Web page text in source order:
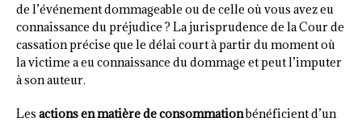
de l’événement dommageable ou de celle où vous avez eu
connaissance du préjudice ? La jurisprudence de la Cour de
cassation précise que le délai court à partir du moment où
la victime a eu connaissance du dommage et peut l’imputer
à son auteur.
Les actions en matière de consommationbénéficient d’un